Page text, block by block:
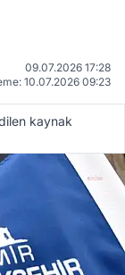
09.07.2026 17:28
10.07.2026 09:23
kaynak